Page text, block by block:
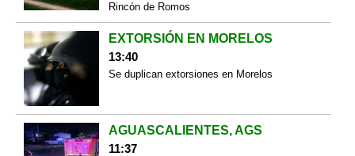
Rincón de Romos
EXTORSIÓN EN MORELOS
13:40
Se duplican extorsiones en Morelos
AGUASCALIENTES, AGS
11:37